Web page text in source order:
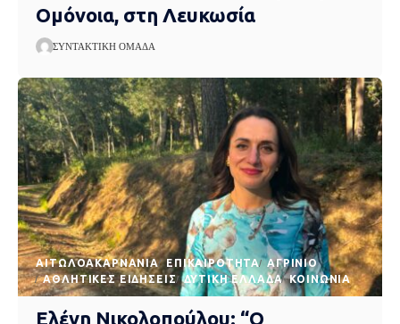
Ομόνοια, στη Λευκωσία
ΣΥΝΤΑΚΤΙΚΉ ΟΜΆΔΑ
AΙΤΩΛΟΑΚΑΡΝΑΝΊΑ EΠΙΚΑΙΡΌΤΗΤΑ
ΑΓΡΊΝΙΟ
ΑΘΛΗΤΙΚΈΣ ΕΙΔΉΣΕΙΣ
ΔΥΤΙΚΉ ΕΛΛΆΔΑ ΚΟΙΝΩΝΊΑ
Ελένη Νικολοπούλου: “Ο